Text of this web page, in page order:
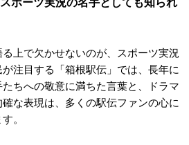
上で欠かせないのが、スポーツ実況
注目する「箱根駅伝」では、長年に
たちへの敬意に満ちた言葉と、ドラマ
な表現は、多くの駅伝ファンの心に
。